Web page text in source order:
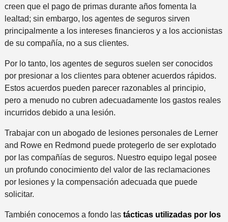
a
a
l
i
c
i
d
e
n
t
e
*
creen que el pago de primas durante años fomenta la
lealtad; sin embargo, los agentes de seguros sirven
principalmente a los intereses financieros y a los accionistas
de su compañía, no a sus clientes.
Por lo tanto, los agentes de seguros suelen ser conocidos
por presionar a los clientes para obtener acuerdos rápidos.
Estos acuerdos pueden parecer razonables al principio,
pero a menudo no cubren adecuadamente los gastos reales
incurridos debido a una lesión.
Trabajar con un abogado de lesiones personales de Lerner
and Rowe en Redmond puede protegerlo de ser explotado
por las compañías de seguros. Nuestro equipo legal posee
un profundo conocimiento del valor de las reclamaciones
por lesiones y la compensación adecuada que puede
solicitar.
También conocemos a fondo las tácticas utilizadas por los